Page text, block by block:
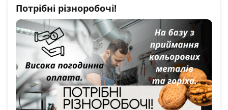
Потрібні різноробочі!